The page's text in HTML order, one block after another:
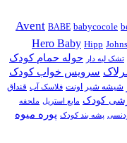
Avent BABE babycocole
Hero Baby Hipp
تشک لبه دار حوله حمام کودک
سرویس خواب کودک
شیشه شیر اونت فلاسک آب قنداق
کودک مایع استریل ملحفه
پشه بند کودک پوره میوه